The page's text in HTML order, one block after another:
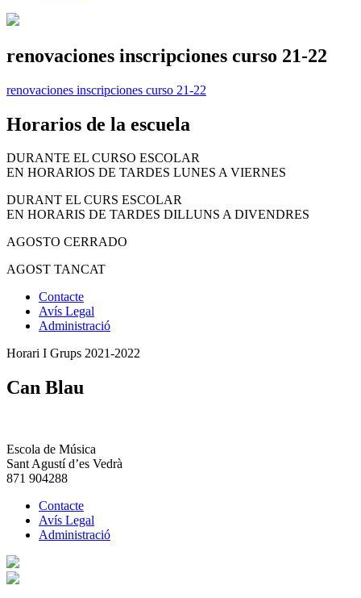
renovaciones inscripciones curso 21-22
renovaciones inscripciones curso 21-22
Horarios de la escuela
DURANTE EL CURSO ESCOLAR
EN HORARIOS DE TARDES LUNES A VIERNES
DURANT EL CURS ESCOLAR
EN HORARIS DE TARDES DILLUNS A DIVENDRES
AGOSTO CERRADO
AGOST TANCAT
Contacte
Avís Legal
Administració
Horari I Grups 2021-2022
Can Blau
Escola de Música
Sant Agustí d’es Vedrà
871 904288
Contacte
Avís Legal
Administració